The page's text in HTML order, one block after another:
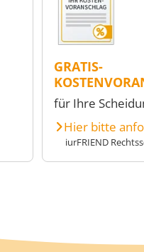
GRATIS-
für Ihre
Hier bitte
iurFRIEND